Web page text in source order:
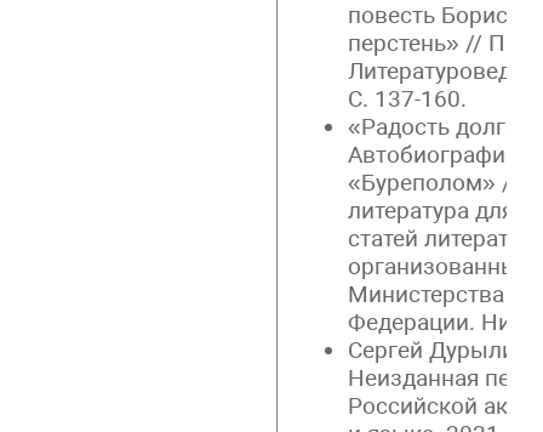
повесть Бориса
перстень» //
С. 137-160.
«Радость
«Буреполом» //
литература для
статей
организованных
Министерства
Федерации.
Сергей Дурылин
Неизданная
Российской